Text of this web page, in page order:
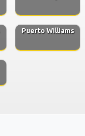
Puerto Williams